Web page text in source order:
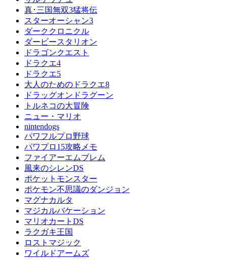
真･三国無双3猛将伝
スターオーシャン3
ダーククロニクル
ダービースタリオン
ドラゴンクエスト
ドラクエ4
ドラクエ5
大人のためのドラクエ8
ドラッグオンドラグーン
トルネコの大冒険
ニュー・マリオ
nintendogs
パワフルプロ野球
パワプロ15攻略メモ
ファイアーエムブレム
風来のシレンDS
ポケットモンスター
ポケモン不思議のダンジョン
マグナカルタ
マジカルバケーション
マリオカートDS
ラクガキ王国
ロストマジック
ワイルドアームズ